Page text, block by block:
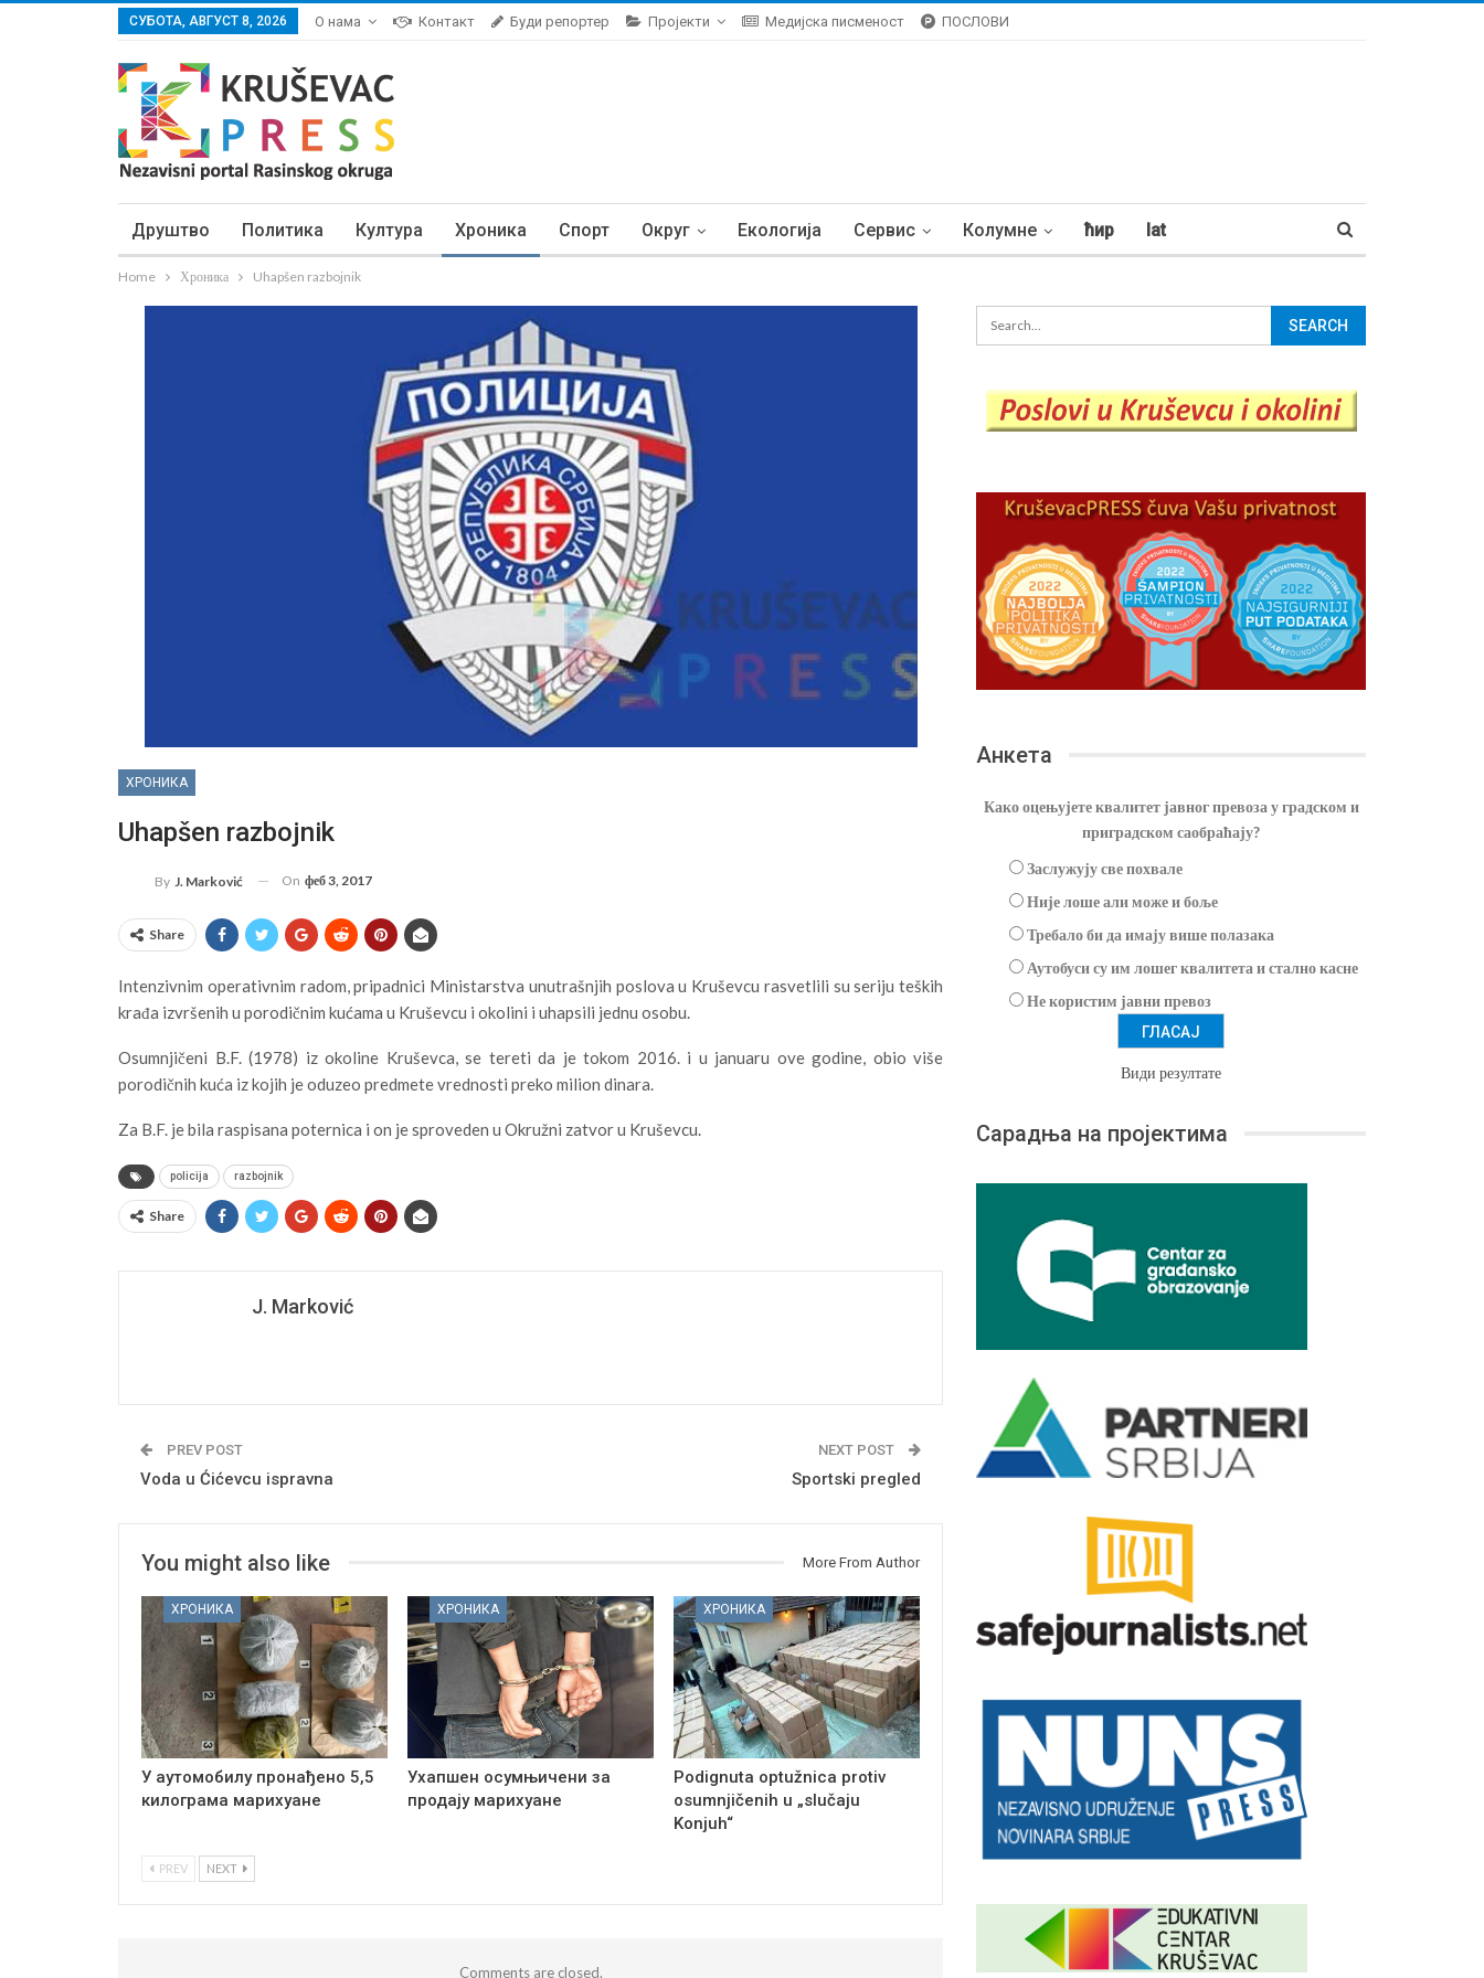
СУБОТА, АВГУСТ 8, 2026 О нама Контакт Буди репортер Пројекти Медијска писменост ПОСЛОВИ
Друштво Политика Култура Хроника Спорт Округ Екологија Сервис Колумне ћир lat
Home Хроника Uhapšen razbojnik
ХРОНИКА
Uhapšen razbojnik
By J. Marković On феб 3, 2017
Share
Intenzivnim operativnim radom, pripadnici Ministarstva unutrašnjih poslova u Kruševcu rasvetlili su seriju teških
krađa izvršenih u porodičnim kućama u Kruševcu i okolini i uhapsili jednu osobu.
Osumnjičeni B.F. (1978) iz okoline Kruševca, se tereti da je tokom 2016. i u januaru ove godine, obio više
porodičnih kuća iz kojih je oduzeo predmete vrednosti preko milion dinara.
Za B.F. je bila raspisana poternica i on je sproveden u Okružni zatvor u Kruševcu.
policija razbojnik
Share
J. Marković
PREV POST
Voda u Ćićevcu ispravna
NEXT POST
Sportski pregled
You might also like More From Author
ХРОНИКА
У аутомобилу пронађено 5,5
килограма марихуане
ХРОНИКА
Ухапшен осумњичени за
продају марихуане
ХРОНИКА
Podignuta optužnica protiv
osumnjičenih u „slučaju
Konjuh“
PREV NEXT
Comments are closed.
Анкета
Како оцењујете квалитет јавног превоза у градском и
приградском саобраћају?
Заслужују све похвале
Није лоше али може и боље
Требало би да имају више полазака
Аутобуси су им лошег квалитета и стално касне
Не користим јавни превоз
Види резултате
Сарадња на пројектима